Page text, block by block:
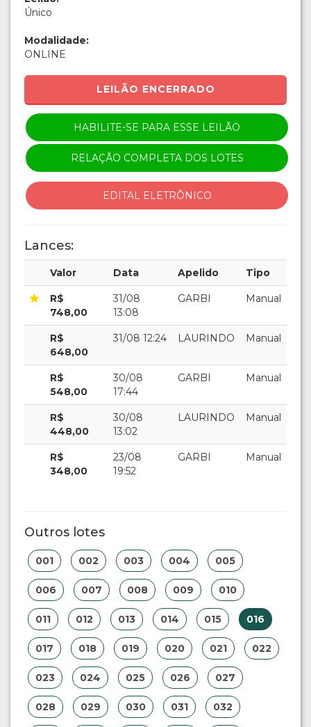
Único
Modalidade:
ONLINE
LEILÃO ENCERRADO
HABILITE-SE PARA ESSE LEILÃO
RELAÇÃO COMPLETA DOS LOTES
EDITAL ELETRÔNICO
Lances:
Valor Data Apelido Tipo
R$
748,00
31/08
13:08
GARBI Manual
R$
648,00
31/08 12:24 LAURINDO Manual
R$
548,00
30/08
17:44
GARBI Manual
R$
448,00
30/08
13:02
LAURINDO Manual
R$
348,00
23/08
19:52
GARBI Manual
Outros lotes
001 002 003 004 005
006 007 008 009 010
011 012 013 014 015 016
017 018 019 020 021 022
023 024 025 026 027
028 029 030 031 032